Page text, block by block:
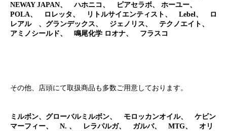
NEWAY JAPAN、 ハホニコ、 ピアセラボ、 ホーユー、
POLA、 ロレッタ、 リトルサイエンティスト、 Lebel 、 ロ
レアル 、グランデックス、 ジェノリス、 テクノエイト、
アミノシールド、 鳴尾化学 ロオナ、 フラスコ
その他、店頭にて取扱商品も多数ご用意しております。
ミルボン、グローバルミルボン、 モロッカンオイル、 ケビン
マーフィー、 N. 、 レラパルガ、 ガルバ、 MTG、 オリ